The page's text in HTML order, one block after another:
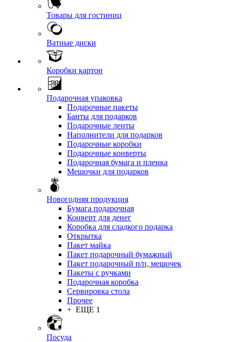
Товары для гостиниц
Ватные диски
Коробки картон
Подарочная упаковка
Подарочные пакеты
Банты для подарков
Подарочные ленты
Наполнители для подарков
Подарочные коробки
Подарочные конверты
Подарочная бумага и пленка
Мешочки для подарков
Новогодняя продукция
Бумага подарочная
Конверт для денег
Коробка для сладкого подарка
Открытка
Пакет майка
Пакет подарочный бумажный
Пакет подарочный п/п, мешочек
Пакеты с ручками
Подарочная коробка
Сервировка стола
Прочее
+ ЕЩЕ 1
Посуда